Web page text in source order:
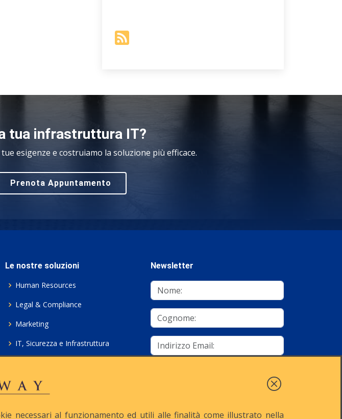
tua infrastruttura IT?
esigenze e costruiamo la soluzione più efficace.
Prenota Appuntamento
Le nostre soluzioni
Human Resources
Legal & Compliance
Marketing
IT, Sicurezza e Infrastruttura
Consulenza ICT e Licenze
Newsletter
necessari al funzionamento ed utili alle finalità come illustrato nella